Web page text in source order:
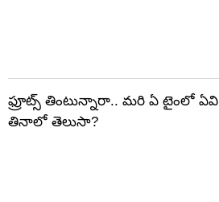
ఫ్రూట్స్‌ తింటున్నారా.. మరి ఏ టైంలో ఏవి
తినాలో తెలుసా?